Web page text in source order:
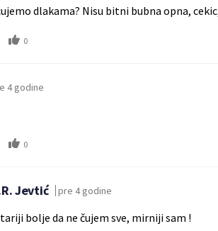
dlakama? Nisu bitni bubna opna,
0
4 godine
0
Jevtić pre 4 godine
bolje da ne čujem sve, mirniji sam !